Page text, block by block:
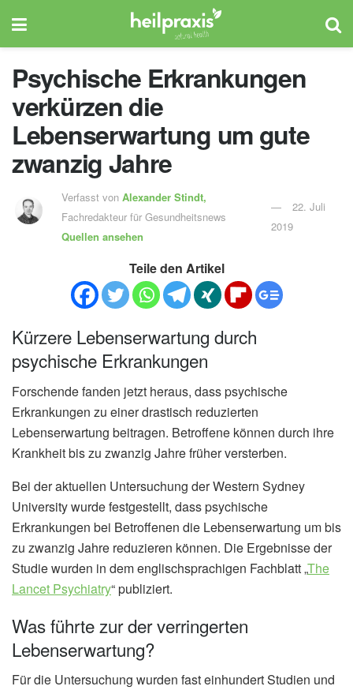
Psychische Erkrankungen
verkürzen die
Lebenserwartung um gute
zwanzig Jahre
Verfasst vonAlexander Stindt,
Fachredakteur für Gesundheitsnews
Quellen ansehen
22. Juli
2019
Teile den Artikel
Kürzere Lebenserwartung durch
psychische Erkrankungen
Forschende fanden jetzt heraus, dass psychische
Erkrankungen zu einer drastisch reduzierten
Lebenserwartung beitragen. Betroffene können durch ihre
Krankheit bis zu zwanzig Jahre früher versterben.
Bei der aktuellen Untersuchung der Western Sydney
University wurde festgestellt, dass psychische
Erkrankungen bei Betroffenen die Lebenserwartung um bis
zu zwanzig Jahre reduzieren können. Die Ergebnisse der
Studie wurden in dem englischsprachigen Fachblatt „The
Lancet Psychiatry“ publiziert.
Was führte zur der verringerten
Lebenserwartung?
Für die Untersuchung wurden fast einhundert Studien und